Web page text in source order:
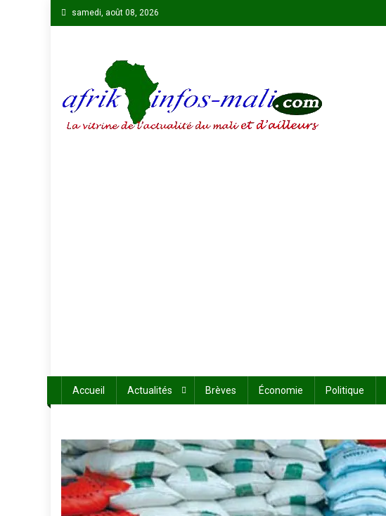
Skip
to
samedi, août 08, 2026
Accueil Actualités Brèves Économie Politique